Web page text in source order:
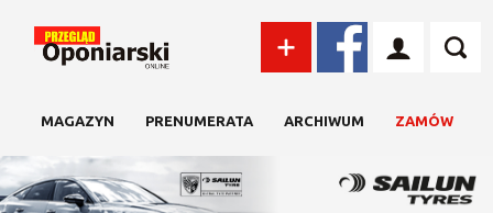
MAGAZYN PRENUMERATA ARCHIWUM ZAMÓW